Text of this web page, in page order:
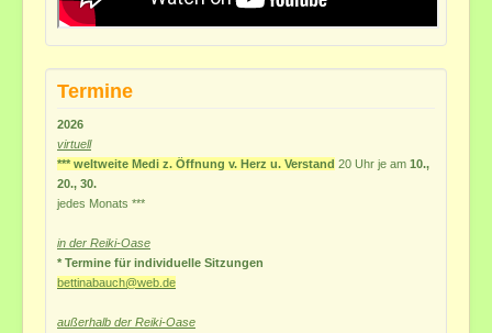
Termine
2026
virtuell
*** weltweite Medi z. Öffnung v. Herz u. Verstand 20 Uhr je am 10.,
20., 30.
jedes Monats ***
in der Reiki-Oase
* Termine für individuelle Sitzungen
bettinabauch@web.de
außerhalb der Reiki-Oase